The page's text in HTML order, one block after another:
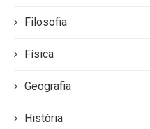
Filosofia
Física
Geografia
História